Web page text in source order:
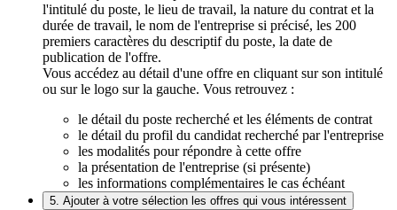
l'intitulé du poste, le lieu de travail, la nature du contrat et la
durée de travail, le nom de l'entreprise si précisé, les 200
premiers caractères du descriptif du poste, la date de
publication de l'offre.
Vous accédez au détail d'une offre en cliquant sur son intitulé
ou sur le logo sur la gauche. Vous retrouvez :
le détail du poste recherché et les éléments de contrat
le détail du profil du candidat recherché par l'entreprise
les modalités pour répondre à cette offre
la présentation de l'entreprise (si présente)
les informations complémentaires le cas échéant
5. Ajouter à votre sélection les offres qui vous intéressent